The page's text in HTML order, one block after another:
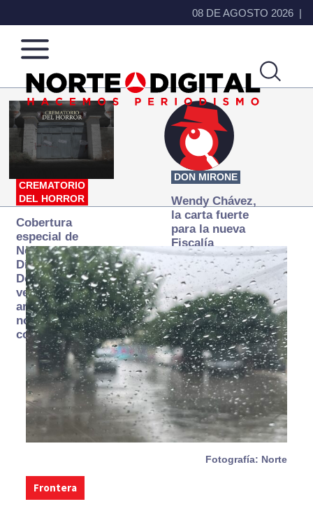
08 DE AGOSTO 2026
Norte
de
Ciudad
Más
que
noticias,
hacemos periodismo
CREMATORIO
DEL HORROR
Cobertura
especial de
Norte
Digital:
Donde la
verdad
arde… pero
no se
consume
DON MIRONE
Wendy Chávez,
la carta fuerte
para la nueva
Fiscalía
autónoma
Fotografía: Norte
Frontera